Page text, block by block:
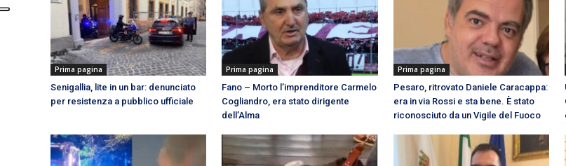
Prima pagina
Senigallia, lite in un bar: denunciato
per resistenza a pubblico ufficiale
Prima pagina
Fano – Morto l’imprenditore Carmelo
Cogliandro, era stato dirigente
dell’Alma
Prima pagina
Pesaro, ritrovato Daniele Caracappa:
era in via Rossi e sta bene. È stato
riconosciuto da un Vigile del Fuoco